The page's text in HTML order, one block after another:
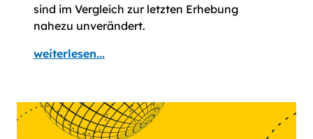
sind im Vergleich zur letzten Erhebung
nahezu unverändert.
weiterlesen...